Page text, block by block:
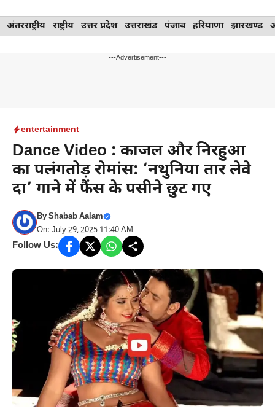
Skip
to
अंतरराष्ट्रीय राष्ट्रीय उत्तर प्रदेश उत्तराखंड पंजाब हरियाणा झारखण्ड
---Advertisement---
entertainment
Dance Video : काजल और निरहुआ
का पलंगतोड़ रोमांस: ‘नथुनिया तार लेवे
दा’ गाने में फैंस के पसीने छुट गए
ByShabab Aalam
On: July 29, 2025 11:40 AM
Follow Us: